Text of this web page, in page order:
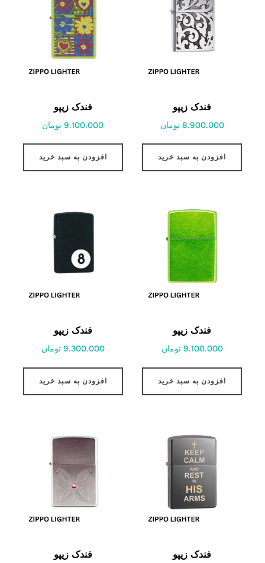
فندک زیپو
8.900.000 تومان
افزودن به سبد خرید
فندک زیپو
9.100.000 تومان
افزودن به سبد خرید
فندک زیپو
9.100.000 تومان
افزودن به سبد خرید
فندک زیپو
9.300.000 تومان
افزودن به سبد خرید
فندک زیپو فندک زیپو